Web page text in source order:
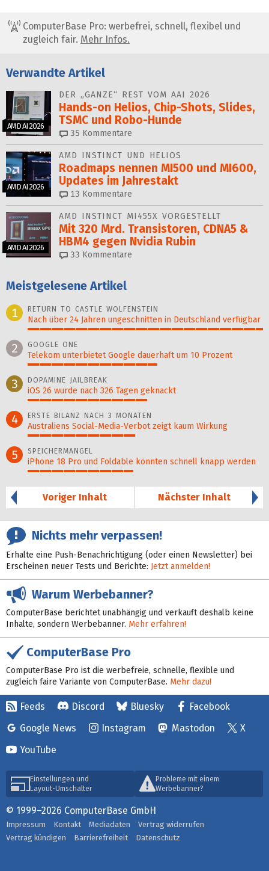
ComputerBase Pro: werbefrei, schnell, flexibel und
zugleich fair. Mehr Infos.
Verwandte Artikel
AMD AI 2026
DER „GANZE“ REST VOM AAI 2026
Hands-on Helios, Chip-Shots, Slides,
TSMC und Robo-Hunde
35 Kommentare
AMD AI 2026
AMD INSTINCT UND HELIOS
Roadmaps nennen MI500 und MI600,
Updates im Jahrestakt
13 Kommentare
AMD AI 2026
AMD INSTINCT MI455X VORGESTELLT
Mit 320 Mrd. Transistoren, CDNA5 &
HBM4 gegen Nvidia Rubin
33 Kommentare
Meistgelesene Artikel
1
RETURN TO CASTLE WOLFENSTEIN
Nach über 24 Jahren ungeschnitten in Deutschland verfügbar
2 GOOGLE ONE
Telekom unterbietet Google dauerhaft um 10 Prozent
3 DOPAMINE JAILBREAK
iOS 26 wurde nach 326 Tagen geknackt
4 ERSTE BILANZ NACH 3 MONATEN
Australiens Social-Media-Verbot zeigt kaum Wirkung
5 SPEICHERMANGEL
iPhone 18 Pro und Foldable könnten schnell knapp werden
Voriger Inhalt
Nächster Inhalt
Nichts mehr verpassen!
Erhalte eine Push-Benachrichtigung (oder einen Newsletter) bei
Erscheinen neuer Tests und Berichte: Jetzt anmelden!
Warum Werbebanner?
ComputerBase berichtet unabhängig und verkauft deshalb keine
Inhalte, sondern Werbebanner. Mehr erfahren!
ComputerBase Pro
ComputerBase Pro ist die werbefreie, schnelle, flexible und
zugleich faire Variante von ComputerBase. Mehr dazu!
Feeds Discord Bluesky
Facebook
Google News
Instagram Mastodon
X
YouTube
Einstellungen und
Layout-Umschalter
Probleme mit einem
Werbebanner?
© 1999–2026 ComputerBase GmbH
Impressum Kontakt Mediadaten
Vertrag widerrufen
Vertrag kündigen
Barrierefreiheit Datenschutz